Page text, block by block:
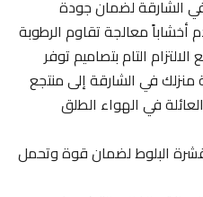
لضمان جودة
معالجة تقاوم الرطوبة
التام بتصاميم توفر
في الشارقة إلى منتجع
في الهواء الطلق
البلوط لضمان قوة وتحمل